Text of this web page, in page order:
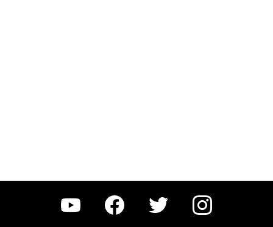
YouTube Facebook Twitter Instagram